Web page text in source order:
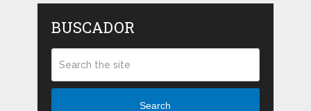
BUSCADOR
Search